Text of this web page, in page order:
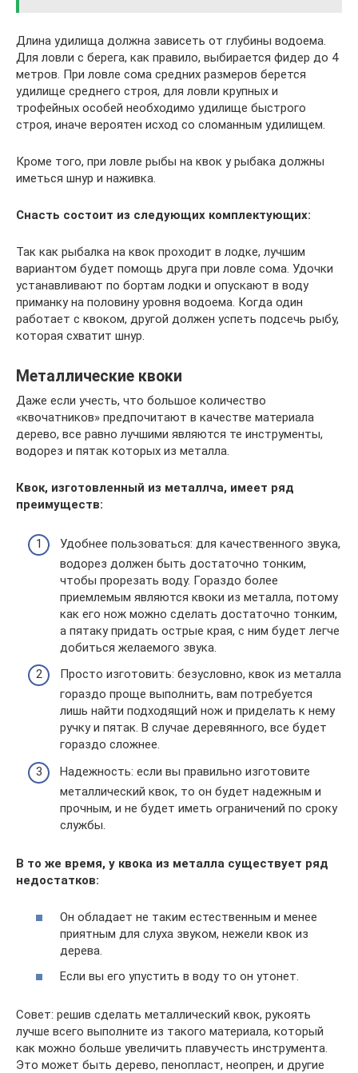
Длина удилища должна зависеть от глубины водоема.
Для ловли с берега, как правило, выбирается фидер до 4
метров. При ловле сома средних размеров берется
удилище среднего строя, для ловли крупных и
трофейных особей необходимо удилище быстрого
строя, иначе вероятен исход со сломанным удилищем.
Кроме того, при ловле рыбы на квок у рыбака должны
иметься шнур и наживка.
Снасть состоит из следующих комплектующих:
Так как рыбалка на квок проходит в лодке, лучшим
вариантом будет помощь друга при ловле сома. Удочки
устанавливают по бортам лодки и опускают в воду
приманку на половину уровня водоема. Когда один
работает с квоком, другой должен успеть подсечь рыбу,
которая схватит шнур.
Металлические квоки
Даже если учесть, что большое количество
«квочатников» предпочитают в качестве материала
дерево, все равно лучшими являются те инструменты,
водорез и пятак которых из металла.
Квок, изготовленный из металлча, имеет ряд
преимуществ:
Удобнее пользоваться: для качественного звука,
водорез должен быть достаточно тонким,
чтобы прорезать воду. Гораздо более
приемлемым являются квоки из металла, потому
как его нож можно сделать достаточно тонким,
а пятаку придать острые края, с ним будет легче
добиться желаемого звука.
Просто изготовить: безусловно, квок из металла
гораздо проще выполнить, вам потребуется
лишь найти подходящий нож и приделать к нему
ручку и пятак. В случае деревянного, все будет
гораздо сложнее.
Надежность: если вы правильно изготовите
металлический квок, то он будет надежным и
прочным, и не будет иметь ограничений по сроку
службы.
В то же время, у квока из металла существует ряд
недостатков:
Он обладает не таким естественным и менее
приятным для слуха звуком, нежели квок из
дерева.
Если вы его упустить в воду то он утонет.
Совет: решив сделать металлический квок, рукоять
лучше всего выполните из такого материала, который
как можно больше увеличить плавучесть инструмента.
Это может быть дерево, пенопласт, неопрен, и другие